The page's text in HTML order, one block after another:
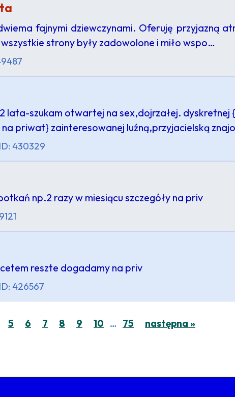
fajnymi dziewczynami. Oferuję przyjazną
strony były zadowolone i miło wspo…
lata-szukam otwartej na sex,dojrzałej. dyskretnej
priwat} zainteresowanej luźną,przyjacielską
ID: 430329
np.2 razy w miesiącu szczegóły na priv
reszte dogadamy na priv
ID: 426567
5 6 7 8 9 10 … 75 następna »